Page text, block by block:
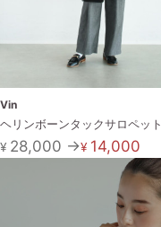
Vin
ヘリンボーンタックサロペット
¥28,000 →¥14,000